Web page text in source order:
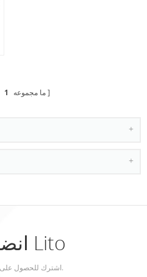
ما مجموعه 1
انضم إلى Lito
اشترك للحصول على عروض مذهلة.